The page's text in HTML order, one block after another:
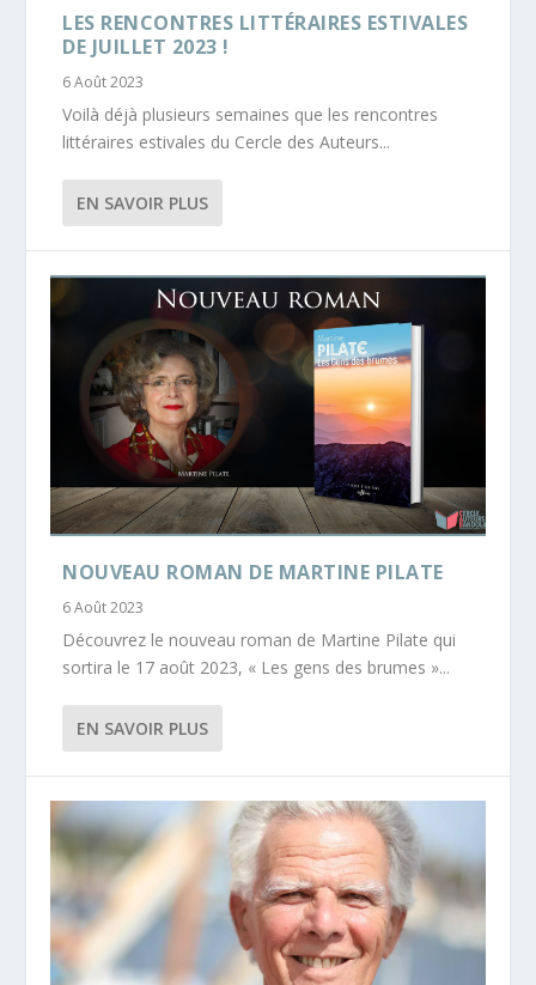
LES RENCONTRES LITTÉRAIRES ESTIVALES
DE JUILLET 2023 !
6 Août 2023
Voilà déjà plusieurs semaines que les rencontres
littéraires estivales du Cercle des Auteurs...
EN SAVOIR PLUS
NOUVEAU ROMAN DE MARTINE PILATE
6 Août 2023
Découvrez le nouveau roman de Martine Pilate qui
sortira le 17 août 2023, « Les gens des brumes »...
EN SAVOIR PLUS